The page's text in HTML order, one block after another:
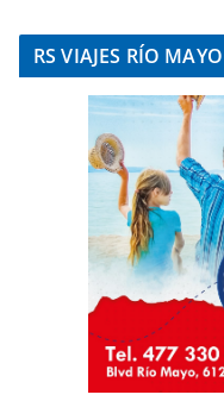
RS VIAJES RÍO MAYO